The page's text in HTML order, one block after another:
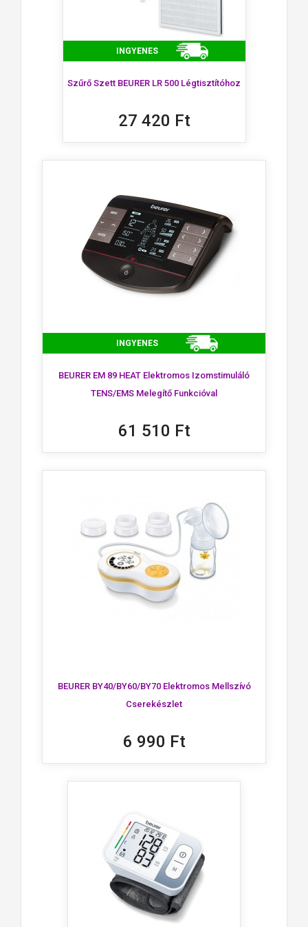
INGYENES
Szűrő Szett BEURER LR 500 Légtisztítóhoz
27 420 Ft
INGYENES
BEURER EM 89 HEAT Elektromos Izomstimuláló
TENS/EMS Melegítő Funkcióval
61 510 Ft
BEURER BY40/BY60/BY70 Elektromos Mellszívó
Cserekészlet
6 990 Ft